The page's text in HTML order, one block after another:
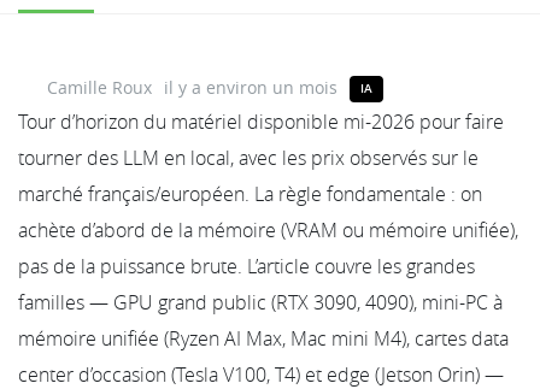
Camille Roux il y a environ un mois IA
Tour d’horizon du matériel disponible mi-2026 pour faire
tourner des LLM en local, avec les prix observés sur le
marché français/européen. La règle fondamentale : on
achète d’abord de la mémoire (VRAM ou mémoire unifiée),
pas de la puissance brute. L’article couvre les grandes
familles — GPU grand public (RTX 3090, 4090), mini-PC à
mémoire unifiée (Ryzen AI Max, Mac mini M4), cartes data
center d’occasion (Tesla V100, T4) et edge (Jetson Orin) —